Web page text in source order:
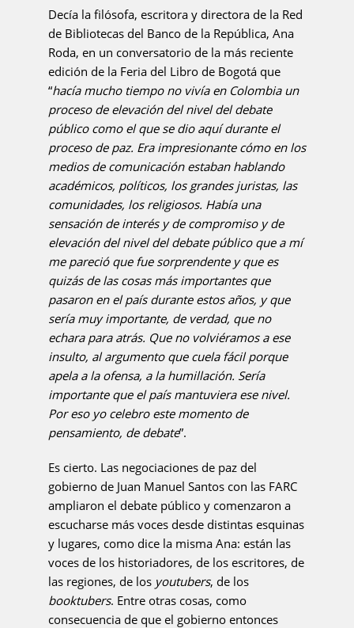
Decía la filósofa, escritora y directora de la Red
de Bibliotecas del Banco de la República, Ana
Roda, en un conversatorio de la más reciente
edición de la Feria del Libro de Bogotá que
“hacía mucho tiempo no vivía en Colombia un
proceso de elevación del nivel del debate
público como el que se dio aquí durante el
proceso de paz. Era impresionante cómo en los
medios de comunicación estaban hablando
académicos, políticos, los grandes juristas, las
comunidades, los religiosos. Había una
sensación de interés y de compromiso y de
elevación del nivel del debate público que a mí
me pareció que fue sorprendente y que es
quizás de las cosas más importantes que
pasaron en el país durante estos años, y que
sería muy importante, de verdad, que no
echara para atrás. Que no volviéramos a ese
insulto, al argumento que cuela fácil porque
apela a la ofensa, a la humillación. Sería
importante que el país mantuviera ese nivel.
Por eso yo celebro este momento de
pensamiento, de debate”.
Es cierto. Las negociaciones de paz del
gobierno de Juan Manuel Santos con las FARC
ampliaron el debate público y comenzaron a
escucharse más voces desde distintas esquinas
y lugares, como dice la misma Ana: están las
voces de los historiadores, de los escritores, de
las regiones, de los youtubers, de los
booktubers. Entre otras cosas, como
consecuencia de que el gobierno entonces